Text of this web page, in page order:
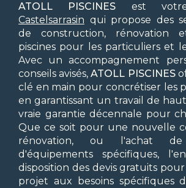
ATOLL PISCINES est
Castelsarrasin qui propose des
de construction, rénovation
piscines pour les particuliers et
Avec un accompagnement
conseils avisés, ATOLL PISCINES
clé en main pour concrétiser les
en garantissant un travail de
vraie garantie décennale pour
Que ce soit pour une nouvelle
rénovation, ou l'achat
d'équipements spécifiques,
disposition des devis gratuits
projet aux besoins spécifiques